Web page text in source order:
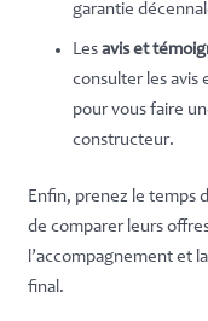
garantie
Les avis et
consulter les avis
pour vous faire
constructeur.
Enfin, prenez le temps
de comparer leurs
l’accompagnement et
final.